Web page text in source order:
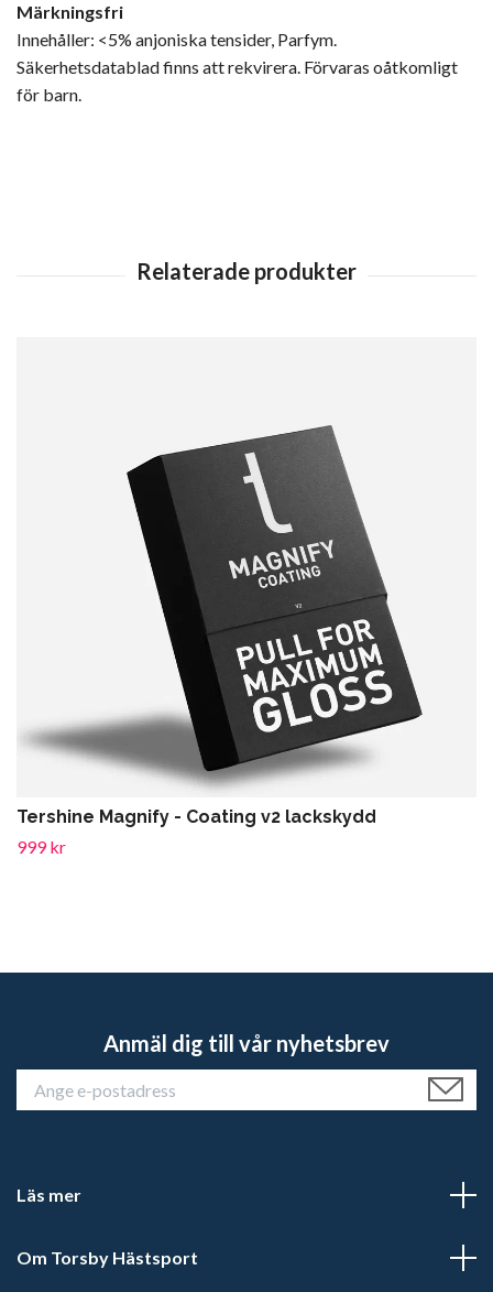
Märkningsfri
Innehåller: <5% anjoniska tensider, Parfym.
Säkerhetsdatablad finns att rekvirera. Förvaras oåtkomligt
för barn.
Tershine Magnify - Coating v2 lackskydd
999 kr
Anmäl dig till vår nyhetsbrev
Läs mer
Om Torsby Hästsport